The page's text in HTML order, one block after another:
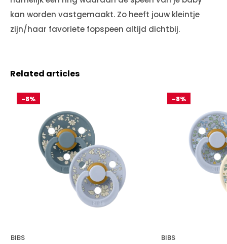
kan worden vastgemaakt. Zo heeft jouw kleintje
zijn/haar favoriete fopspeen altijd dichtbij.
Related articles
-8%
BIBS
-8%
BIBS